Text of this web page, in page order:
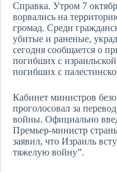
Справка. Утром 7
ворвались на
громад. Среди
убитые и раненые,
сегодня сообщается о
погибших с
погибших с
Кабинет министров
проголосовал за
войны. Официально
Премьер-министр
заявил, что Израиль
тяжелую войну”.